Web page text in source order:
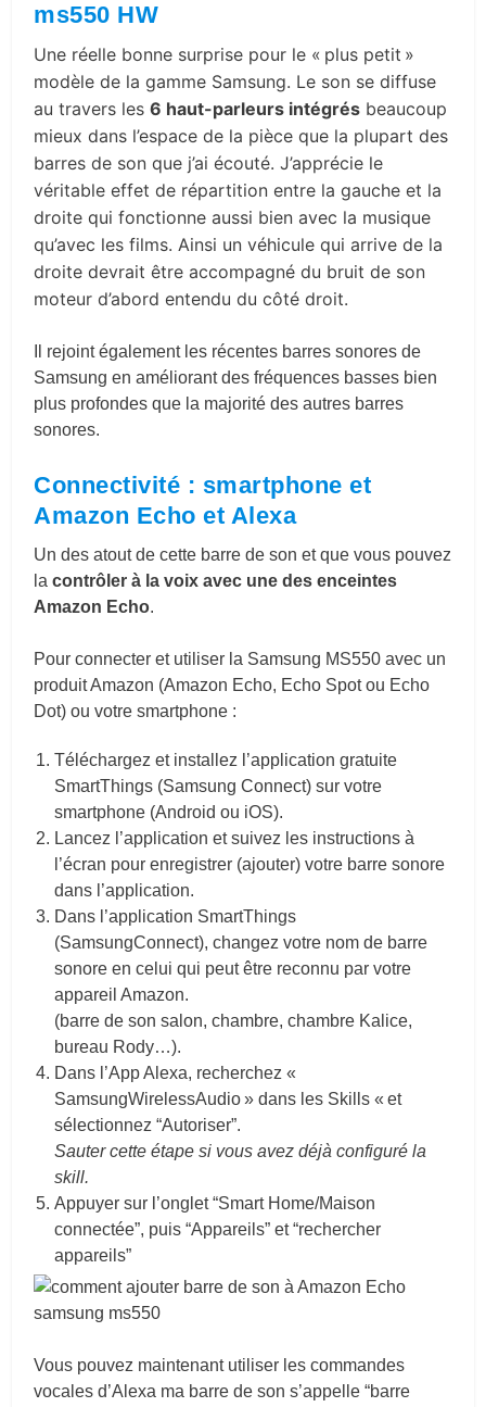
ms550 HW
Une réelle bonne surprise pour le « plus petit »
modèle de la gamme Samsung. Le son se diffuse
au travers les6 haut-parleurs intégrés beaucoup
mieux dans l’espace de la pièce que la plupart des
barres de son que j’ai écouté. J’apprécie le
véritable effet de répartition entre la gauche et la
droite qui fonctionne aussi bien avec la musique
qu’avec les films. Ainsi un véhicule qui arrive de la
droite devrait être accompagné du bruit de son
moteur d’abord entendu du côté droit.
Il rejoint également les récentes barres sonores de
Samsung en améliorant des fréquences basses bien
plus profondes que la majorité des autres barres
sonores.
Connectivité : smartphone et
Amazon Echo et Alexa
Un des atout de cette barre de son et que vous pouvez
lacontrôler à la voix avec une des enceintes
Amazon Echo.
Pour connecter et utiliser la Samsung MS550 avec un
produit Amazon (Amazon Echo, Echo Spot ou Echo
Dot) ou votre smartphone :
Téléchargez et installez l’application gratuite
SmartThings (Samsung Connect) sur votre
smartphone (Android ou iOS).
Lancez l’application et suivez les instructions à
l’écran pour enregistrer (ajouter) votre barre sonore
dans l’application.
Dans l’application SmartThings
(SamsungConnect), changez votre nom de barre
sonore en celui qui peut être reconnu par votre
appareil Amazon.
(barre de son salon, chambre, chambre Kalice,
bureau Rody…).
Dans l’App Alexa, recherchez «
SamsungWirelessAudio » dans les Skills « et
sélectionnez “Autoriser”.
Sauter cette étape si vous avez déjà configuré la
skill.
Appuyer sur l’onglet “Smart Home/Maison
connectée”, puis “Appareils” et “rechercher
appareils”
Vous pouvez maintenant utiliser les commandes
vocales d’Alexa ma barre de son s’appelle “barre